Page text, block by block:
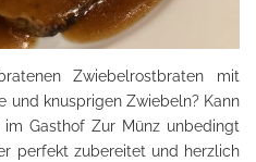
Zwiebelrostbraten mit
und knusprigen Zwiebeln? Kann
Gasthof Zur Münz unbedingt
perfekt zubereitet und herzlich